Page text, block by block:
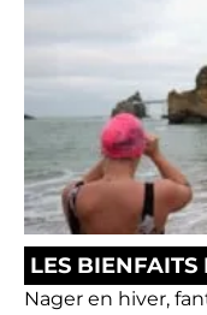
LES BIENFAITS
Nager en hiver,